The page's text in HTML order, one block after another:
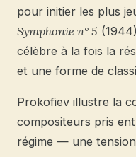
pour initier les plus
Symphonie n° 5
célèbre à la fois la
et une forme de
Prokofiev illustre la
compositeurs pris
régime — une